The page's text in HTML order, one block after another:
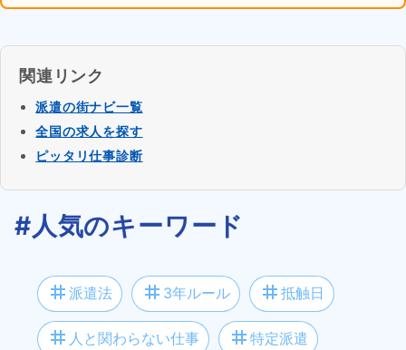
関連リンク
派遣の街ナビ一覧
全国の求人を探す
ピッタリ仕事診断
#人気のキーワード
tag 派遣法 tag 3年ルール tag 抵触日
tag 人と関わらない仕事 tag 特定派遣